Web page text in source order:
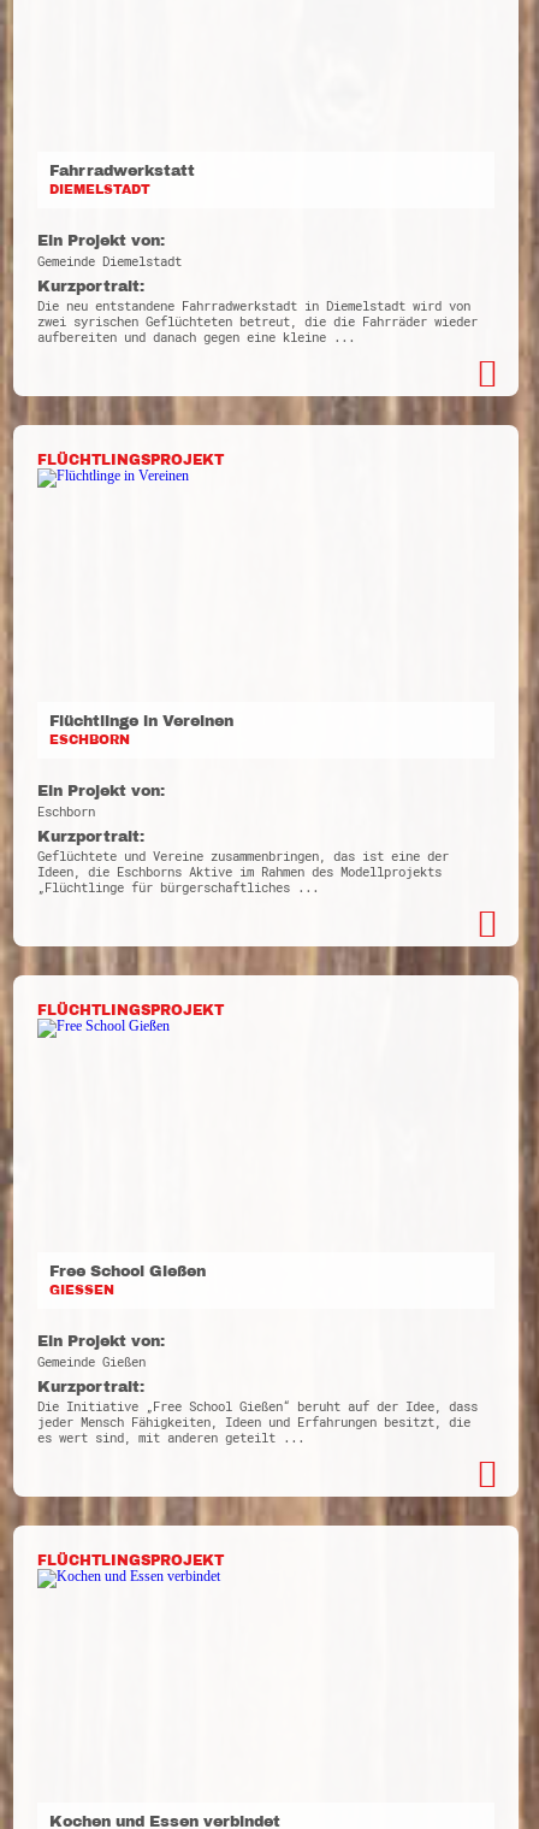
Fahrradwerkstatt
DIEMELSTADT
Ein Projekt von:
Gemeinde Diemelstadt
Kurzportrait:
Die neu entstandene Fahrradwerkstadt in Diemelstadt wird von
zwei syrischen Geflüchteten betreut, die die Fahrräder wieder
aufbereiten und danach gegen eine kleine ...
FLÜCHTLINGSPROJEKT
Flüchtlinge in Vereinen
ESCHBORN
Ein Projekt von:
Eschborn
Kurzportrait:
Geflüchtete und Vereine zusammenbringen, das ist eine der
Ideen, die Eschborns Aktive im Rahmen des Modellprojekts
„Flüchtlinge für bürgerschaftliches ...
FLÜCHTLINGSPROJEKT
Free School Gießen
GIESSEN
Ein Projekt von:
Gemeinde Gießen
Kurzportrait:
Die Initiative „Free School Gießen“ beruht auf der Idee, dass
jeder Mensch Fähigkeiten, Ideen und Erfahrungen besitzt, die
es wert sind, mit anderen geteilt ...
FLÜCHTLINGSPROJEKT
Kochen und Essen verbindet